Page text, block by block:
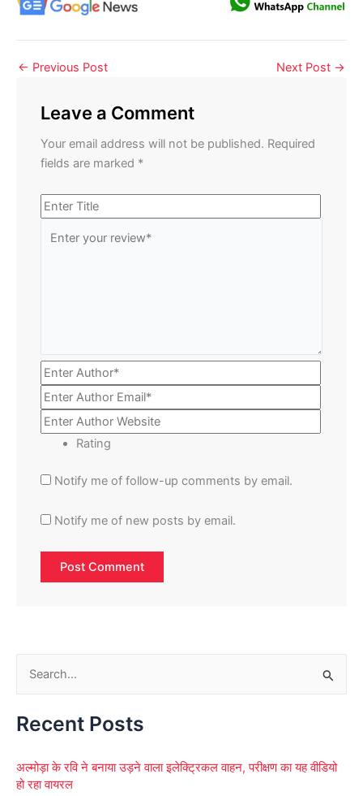
← Previous Post Next Post →
Leave a Comment
Your email address will not be published. Required
fields are marked *
Rating
Notify me of follow-up comments by email.
Notify me of new posts by email.
a
c
Recent Posts
अल्मोड़ा के रवि ने बनाया उड़ने वाला इलेक्ट्रिकल वाहन, परीक्षण का यह वीडियो
हो रहा वायरल